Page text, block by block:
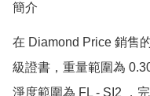
簡介
在 Diamond Price 銷售
級證書，重量範圍為
淨度範圍為 FL - SI2 ，